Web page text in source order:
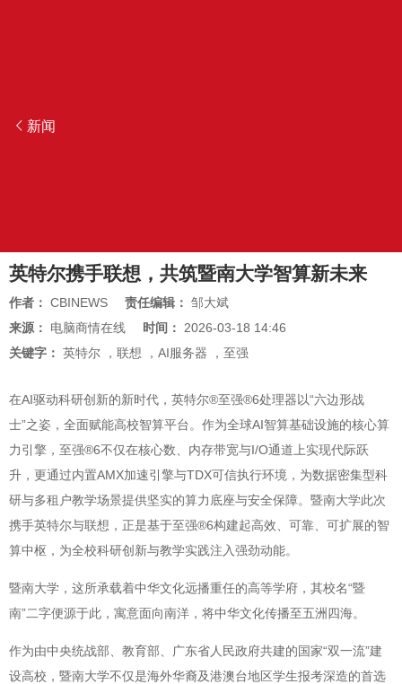
新闻
英特尔携手联想，共筑暨南大学智算新未来
作者： CBINEWS 责任编辑： 邹大斌
来源： 电脑商情在线 时间： 2026-03-18 14:46
关键字： 英特尔 ， 联想 ， AI服务器 ， 至强
在AI驱动科研创新的新时代，英特尔®至强®6处理器以“六边形战
士”之姿，全面赋能高校智算平台。作为全球AI智算基础设施的核心算
力引擎，至强®6不仅在核心数、内存带宽与I/O通道上实现代际跃
升，更通过内置AMX加速引擎与TDX可信执行环境，为数据密集型科
研与多租户教学场景提供坚实的算力底座与安全保障。暨南大学此次
携手英特尔与联想，正是基于至强®6构建起高效、可靠、可扩展的智
算中枢，为全校科研创新与教学实践注入强劲动能。
暨南大学，这所承载着中华文化远播重任的高等学府，其校名“暨
南”二字便源于此，寓意面向南洋，将中华文化传播至五洲四海。
作为由中央统战部、教育部、广东省人民政府共建的国家“双一流”建
设高校，暨南大学不仅是海外华裔及港澳台地区学生报考深造的首选